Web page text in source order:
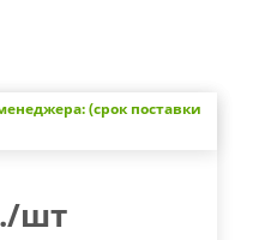
(срок поставки
/шт